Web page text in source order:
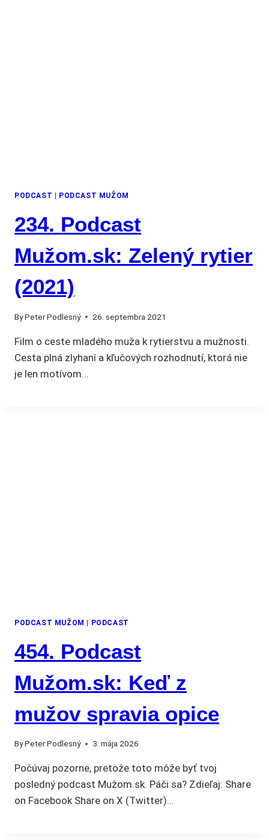
PODCAST PODCAST MUŽOM
234. Podcast
Mužom.sk: Zelený rytier
(2021)
ByPeter Podlesný 26. septembra 2021
Film o ceste mladého muža k rytierstvu a mužnosti.
Cesta plná zlyhaní a kľučových rozhodnutí, ktorá nie
je len motívom…
PODCAST MUŽOM | PODCAST
454. Podcast
Mužom.sk: Keď z
mužov spravia opice
ByPeter Podlesný 3. mája 2026
Počúvaj pozorne, pretože toto môže byť tvoj
posledný podcast Mužom.sk. Páči sa? Zdieľaj: Share
on Facebook Share on X (Twitter)…